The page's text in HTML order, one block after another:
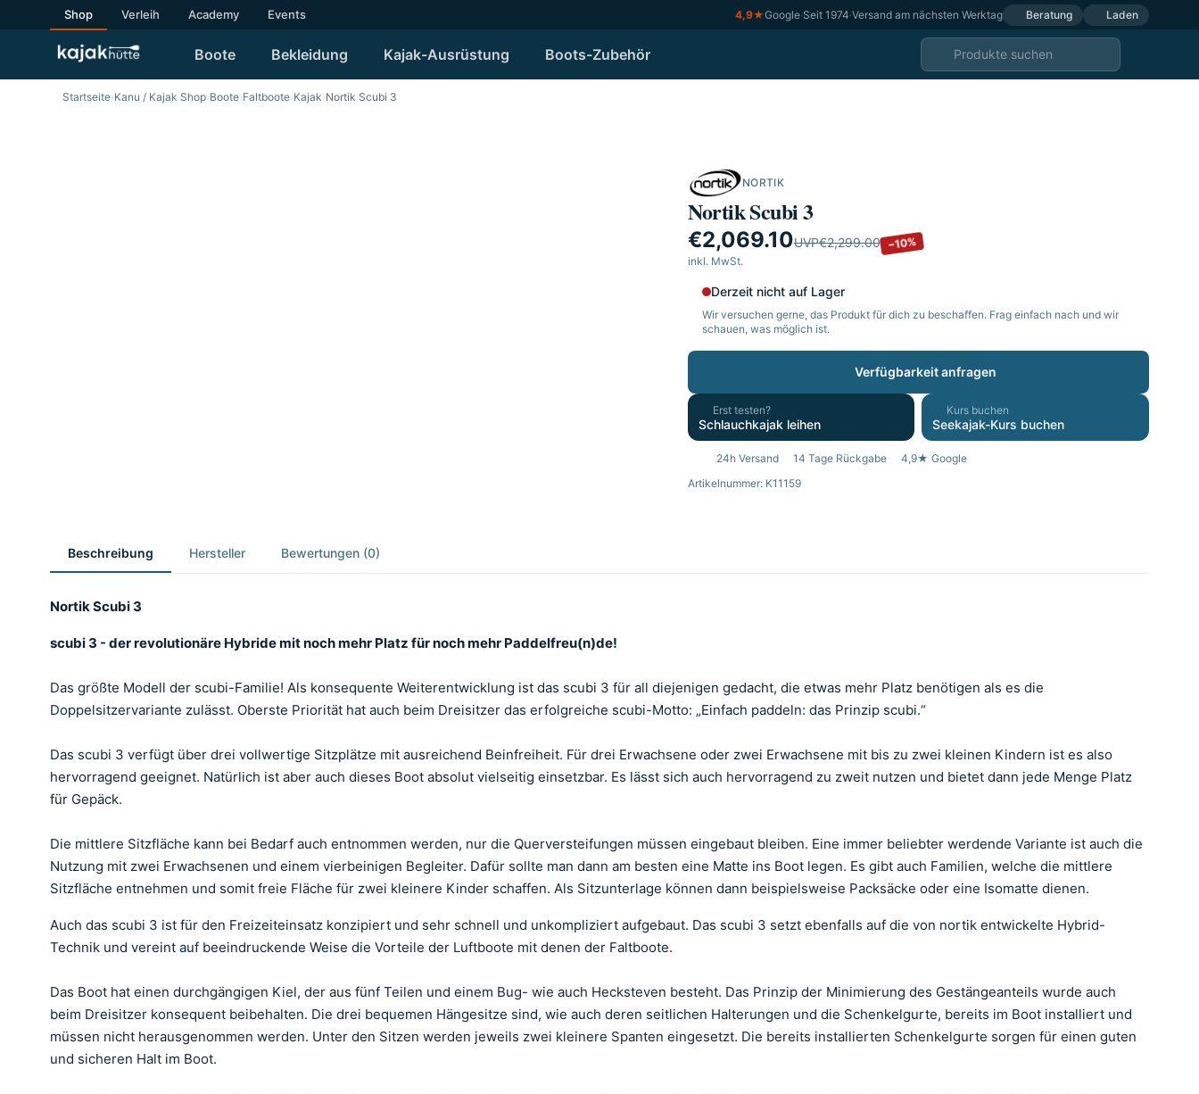
Shop Verleih Academy Events 4,9★Google·Seit 1974·Versand am nächsten Werktag Beratung Laden
Boote Bekleidung Kajak-Ausrüstung Boots-Zubehör
Startseite›Kanu / Kajak Shop›Boote›Faltboote›Kajak›Nortik Scubi 3
NORTIK
Nortik Scubi 3
€2,069.10UVP€2,299.00 −10%
inkl. MwSt.
Derzeit nicht auf Lager
Wir versuchen gerne, das Produkt für dich zu beschaffen. Frag einfach nach und wir
schauen, was möglich ist.
Verfügbarkeit anfragen
Erst testen?
Schlauchkajak leihen
Kurs buchen
Seekajak-Kurs buchen
24h Versand 14 Tage Rückgabe
4,9★ Google
Artikelnummer: K11159
Beschreibung Hersteller Bewertungen (0)
Nortik Scubi 3
scubi 3 - der revolutionäre Hybride mit noch mehr Platz für noch mehr Paddelfreu(n)de!
Das größte Modell der scubi-Familie! Als konsequente Weiterentwicklung ist das scubi 3 für all diejenigen gedacht, die etwas mehr Platz benötigen als es die
Doppelsitzervariante zulässt. Oberste Priorität hat auch beim Dreisitzer das erfolgreiche scubi-Motto: „Einfach paddeln: das Prinzip scubi.“
Das scubi 3 verfügt über drei vollwertige Sitzplätze mit ausreichend Beinfreiheit. Für drei Erwachsene oder zwei Erwachsene mit bis zu zwei kleinen Kindern ist es also
hervorragend geeignet. Natürlich ist aber auch dieses Boot absolut vielseitig einsetzbar. Es lässt sich auch hervorragend zu zweit nutzen und bietet dann jede Menge Platz
für Gepäck.
Die mittlere Sitzfläche kann bei Bedarf auch entnommen werden, nur die Querversteifungen müssen eingebaut bleiben. Eine immer beliebter werdende Variante ist auch die
Nutzung mit zwei Erwachsenen und einem vierbeinigen Begleiter. Dafür sollte man dann am besten eine Matte ins Boot legen. Es gibt auch Familien, welche die mittlere
Sitzfläche entnehmen und somit freie Fläche für zwei kleinere Kinder schaffen. Als Sitzunterlage können dann beispielsweise Packsäcke oder eine Isomatte dienen.
Auch das scubi 3 ist für den Freizeiteinsatz konzipiert und sehr schnell und unkompliziert aufgebaut. Das scubi 3 setzt ebenfalls auf die von nortik entwickelte Hybrid-
Technik und vereint auf beeindruckende Weise die Vorteile der Luftboote mit denen der Faltboote.
Das Boot hat einen durchgängigen Kiel, der aus fünf Teilen und einem Bug- wie auch Hecksteven besteht. Das Prinzip der Minimierung des Gestängeanteils wurde auch
beim Dreisitzer konsequent beibehalten. Die drei bequemen Hängesitze sind, wie auch deren seitlichen Halterungen und die Schenkelgurte, bereits im Boot installiert und
müssen nicht herausgenommen werden. Unter den Sitzen werden jeweils zwei kleinere Spanten eingesetzt. Die bereits installierten Schenkelgurte sorgen für einen guten
und sicheren Halt im Boot.